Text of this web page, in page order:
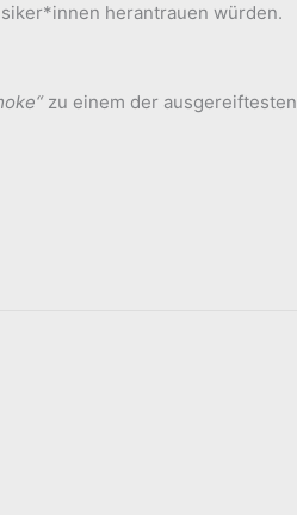
herantrauen würden.
zu einem der ausgereiftesten